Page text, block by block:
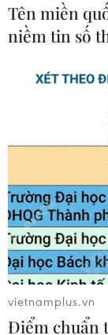
Chứng khoán
vượt được
Thị trường
"vùng trũng"
phục hồi
08/08/2026 08:04
VN-Index
Tên miền
niềm tin số
vietnamplus.vn
Điểm chuẩn